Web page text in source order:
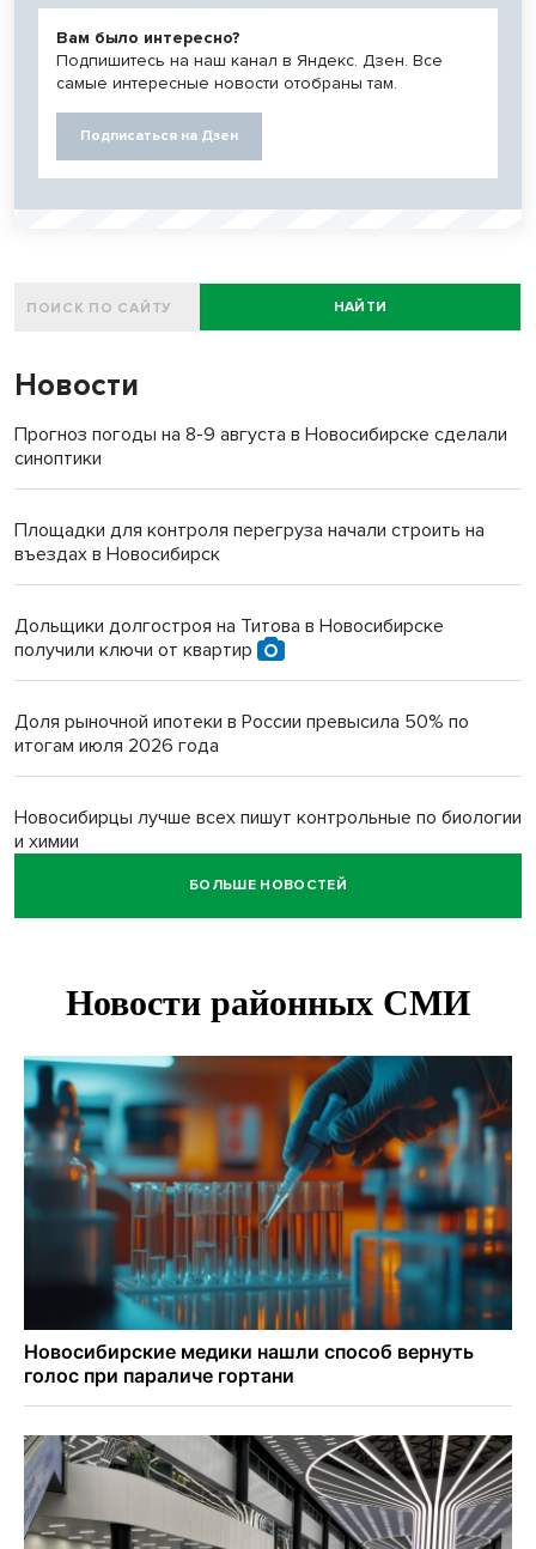
Вам было интересно?
Подпишитесь на наш канал в Яндекс. Дзен. Все
самые интересные новости отобраны там.
Подписаться на Дзен
НАЙТИ
Новости
Прогноз погоды на 8-9 августа в Новосибирске сделали
синоптики
Площадки для контроля перегруза начали строить на
въездах в Новосибирск
Дольщики долгостроя на Титова в Новосибирске
получили ключи от квартир
Доля рыночной ипотеки в России превысила 50% по
итогам июля 2026 года
Новосибирцы лучше всех пишут контрольные по биологии
и химии
Нейросеть для диагностики депрессии в крови создали в
Двум бойцам СВО после минно-взрывной травмы
Персидский ковер «108 шахов» впервые вывезли из музея
Востока в Новосибирск
Актриса из Новосибирска Евгения Туркова сыграла мать
в сериале «Малой»
БОЛЬШЕ НОВОСТЕЙ